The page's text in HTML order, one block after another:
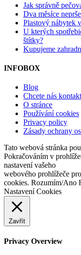
Jak správně
Dva měsíce
Plastový nábytek
U kterých
štítky?
Kupujeme
INFOBOX
Blog
Chcete nás
O stránce
Používání cookies
Privacy policy
Zásady ochrany
Tato webová stránka
Pokračováním v
nastavení vašeho
webového prohlížeče
cookies. Rozumím/Ano
Nastavení Cookies
Zavřít
Privacy Overview